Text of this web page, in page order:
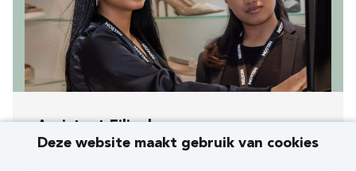
Deze website maakt gebruik van cookies
Assistent Filiaalmanager